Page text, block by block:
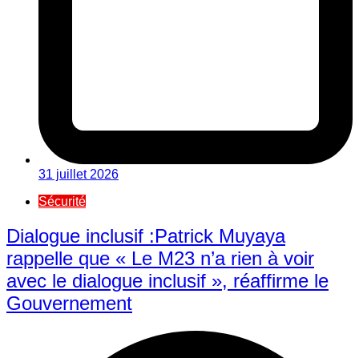
31 juillet 2026
Sécurité
Dialogue inclusif :Patrick Muyaya
rappelle que « Le M23 n’a rien à voir
avec le dialogue inclusif », réaffirme le
Gouvernement